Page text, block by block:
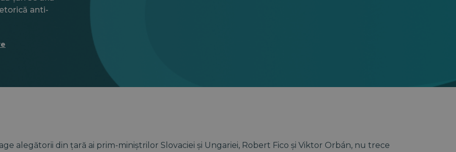
anti-
alegătorii din țară ai prim-miniștrilor Slovaciei și Ungariei, Robert Fico și Viktor Orbán, nu trece